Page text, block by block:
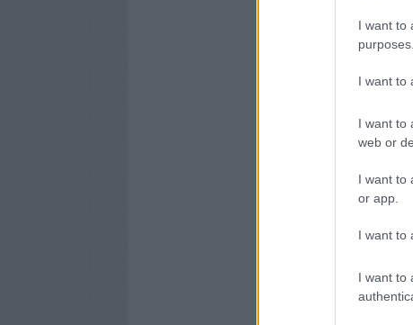
I want to
purposes.
I want to
I want to
web or
I want to
or app.
I want to
I want to